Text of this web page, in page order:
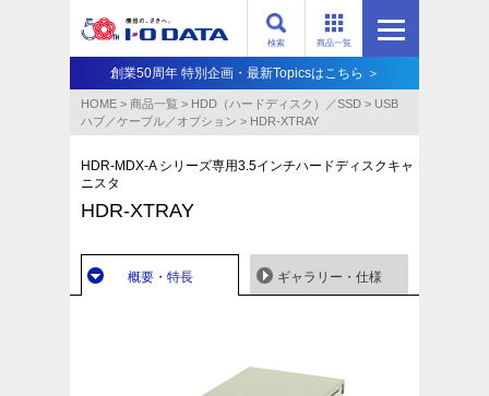
商品一覧
検索
創業50周年 特別企画・最新Topicsはこちら ＞
HOME > 商品一覧 > HDD（ハードディスク）／SSD > USB
ハブ／ケーブル／オプション > HDR-XTRAY
HDR-MDX-A シリーズ専用3.5インチハードディスクキャ
ニスタ
HDR-XTRAY
概要・特長 ギャラリー・仕様